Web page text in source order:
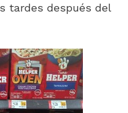
tardes después del